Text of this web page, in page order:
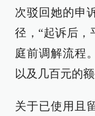
次驳回她的申
径，“起诉后，
庭前调解流程
以及几百元的
关于已使用且